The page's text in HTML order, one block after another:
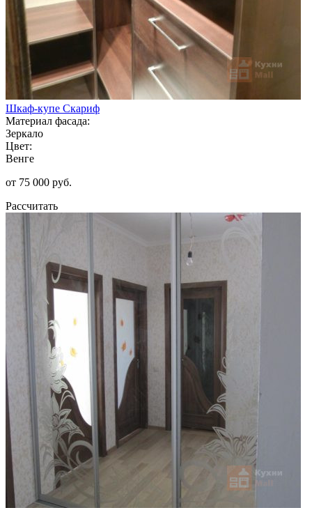
Шкаф-купе Скариф
Материал фасада:
Зеркало
Цвет:
Венге
от 75 000 руб.
Рассчитать